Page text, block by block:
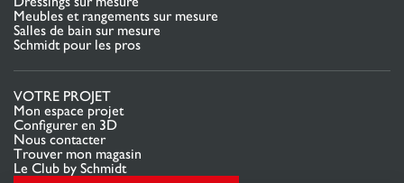
Meubles et rangements sur mesure
Salles de bain sur mesure
Schmidt pour les pros
VOTRE PROJET
Mon espace projet
Configurer en 3D
Nous contacter
Trouver mon magasin
Le Club by Schmidt